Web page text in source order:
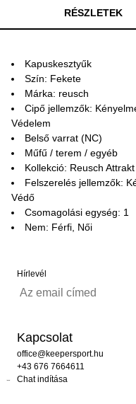
RÉSZLETEK
Kapuskesztyűk
Szín: Fekete
Márka: reusch
Cipő jellemzők:
Védelem
Belső varrat (NC)
Műfű / terem / egyéb
Kollekció: Reusch Attrakt
Felszerelés jellemzők:
Védő
Csomagolási egység: 1
Nem: Férfi, Női
Hírlevél
Kapcsolat
office@keepersport.hu
+43 676 7664611
Chat indítása